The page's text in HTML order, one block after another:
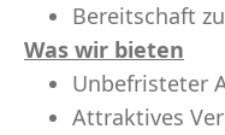
Bereitschaft
Was wir bieten
Unbefristeter
Attraktives